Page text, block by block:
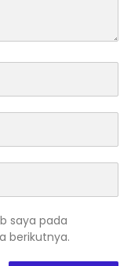
saya pada
berikutnya.